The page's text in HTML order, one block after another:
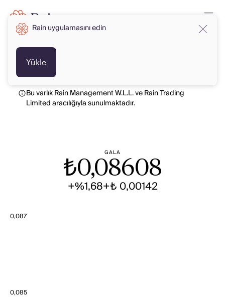
Bu varlık Rain Management W.L.L. ve Rain Trading
Limited aracılığıyla sunulmaktadır.
GALA
₺0,08608
+%1,68+₺ 0,00142
0,087
0,085
Rain uygulamasını edin
Yükle